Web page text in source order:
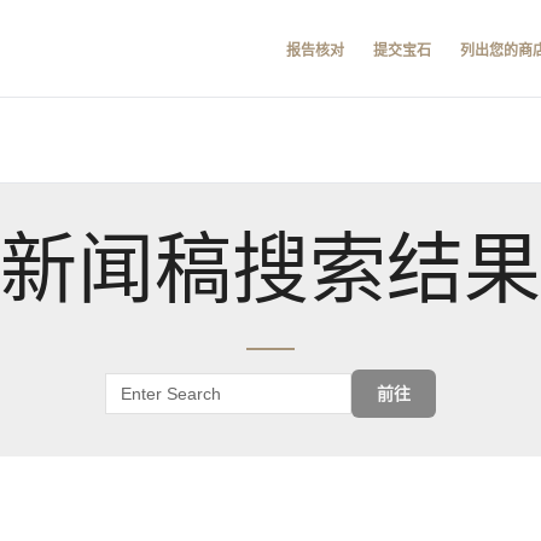
报告核对 提交宝石 列出您的商
新闻稿搜索结果
前往